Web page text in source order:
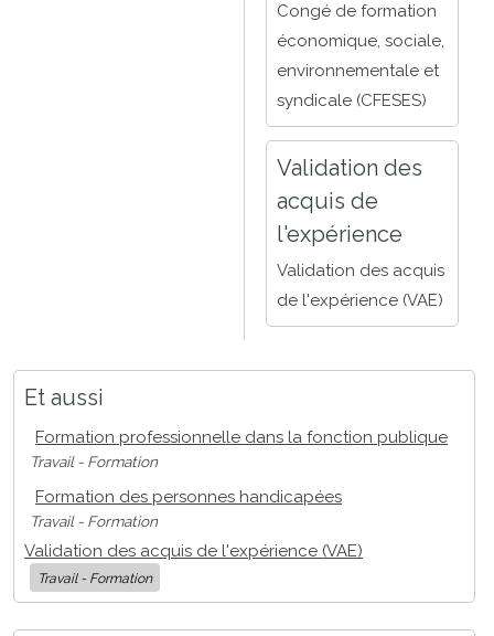
Congé de formation
économique, sociale,
environnementale et
syndicale (CFESES)
Validation des
acquis de
l'expérience
Validation des acquis
de l'expérience (VAE)
Et aussi
Formation professionnelle dans la fonction publique
Travail - Formation
Formation des personnes handicapées
Travail - Formation
Validation des acquis de l'expérience (VAE)
Travail - Formation